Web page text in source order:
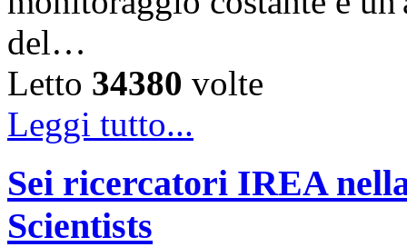
del…
Letto 34380 volte
Leggi tutto...
Sei ricercatori IREA
Scientists